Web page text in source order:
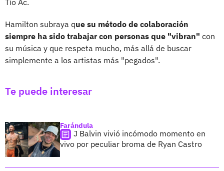
Hamilton subraya que su método de colaboración
siempre ha sido trabajar con personas que "vibran" con
su música y que respeta mucho, más allá de buscar
simplemente a los artistas más "pegados".
Te puede interesar
Farándula
J Balvin vivió incómodo momento en
vivo por peculiar broma de Ryan Castro